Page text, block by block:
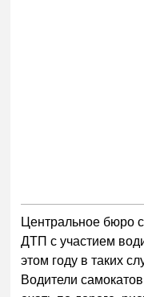
Центральное бюро
ДТП с участием
этом году в таких
Водители